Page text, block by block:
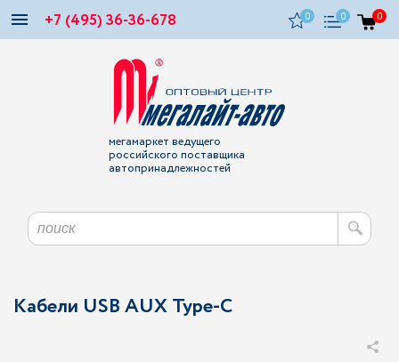
+7 (495) 36-36-678 0 0 0
мегамаркет ведущего
российского поставщика
автопринадлежностей
Кабели USB AUX Type-C